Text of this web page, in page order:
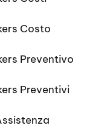
Costo
Preventivo
Preventivi